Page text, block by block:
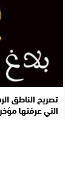
تصريح الناطق
التي عرفتها